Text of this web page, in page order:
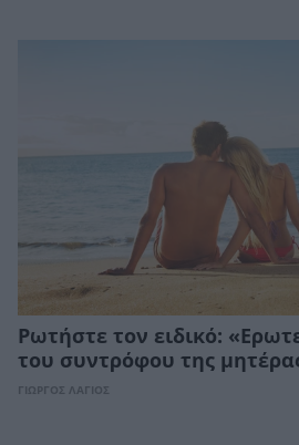
Ρωτήστε τον ειδικό:
του συντρόφου της
ΓΙΩΡΓΟΣ ΛΑΓΙΟΣ